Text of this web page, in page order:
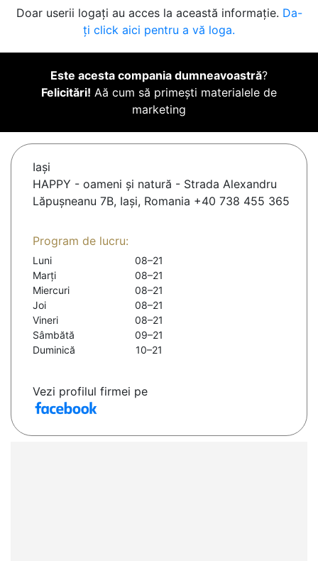
Doar userii logați au acces la această informație. Da-
ți click aici pentru a vă loga.
Este acesta compania dumneavoastră?
Felicitări! Aă cum să primești materialele de
marketing
Iaşi
HAPPY - oameni și natură - Strada Alexandru
Lăpușneanu 7B, Iași, Romania +40 738 455 365
Program de lucru:
Luni
08–21
Marți
08–21
Miercuri
08–21
Joi
08–21
Vineri
08–21
Sâmbătă
09–21
Duminică
10–21
Vezi profilul firmei pe